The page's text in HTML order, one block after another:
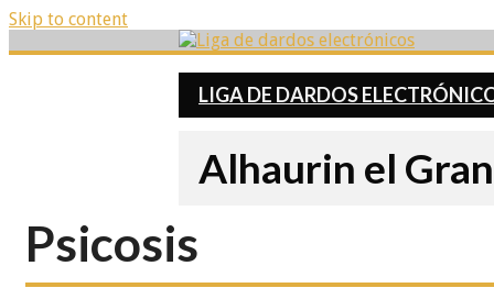
Skip to content
LIGA DE DARDOS
Alhaurin el
Psicosis